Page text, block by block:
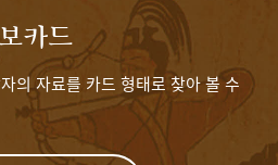
카드
의 자료를 카드 형태로 찾아 볼 수